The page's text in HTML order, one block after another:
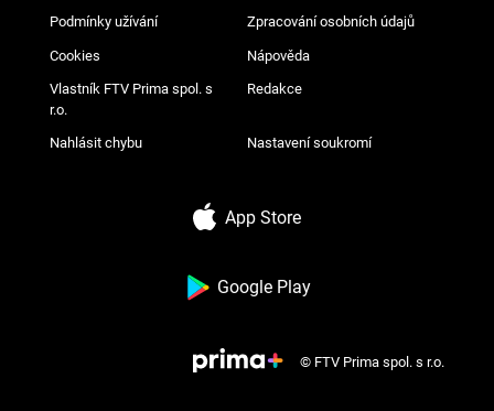
Podmínky užívání Zpracování osobních údajů
Cookies Nápověda
Vlastník FTV Prima spol. s
r.o.
Redakce
Nahlásit chybu Nastavení soukromí
App Store
Google Play
© FTV Prima spol. s r.o.